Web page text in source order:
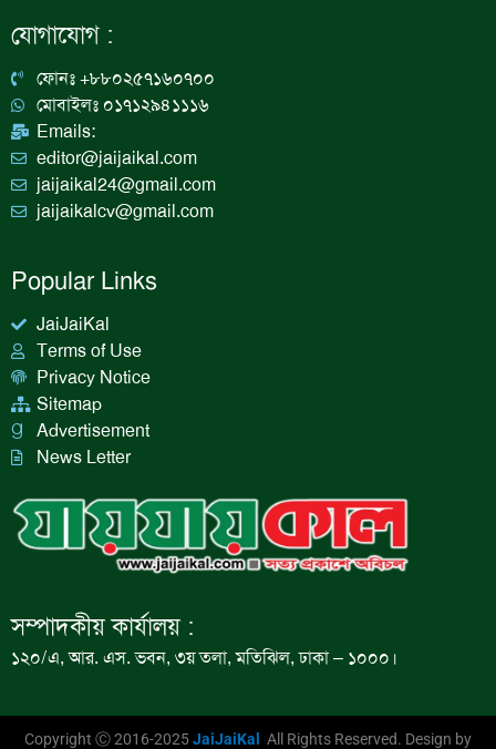
b
o
a
g
a
m
n
যোগাযোগ :
ফোনঃ +৮৮০২৫৭১৬০৭০০
মোবাইলঃ ০১৭১২৯৪১১১৬
Emails:
editor@jaijaikal.com
jaijaikal24@gmail.com
jaijaikalcv@gmail.com
Popular Links
JaiJaiKal
Terms of Use
Privacy Notice
Sitemap
Advertisement
News Letter
সম্পাদকীয় কার্যালয় :
১২০/এ, আর. এস. ভবন, ৩য় তলা, মতিঝিল, ঢাকা – ১০০০।
Copyright Ⓒ 2016-2025JaiJaiKal All Rights Reserved. Design by